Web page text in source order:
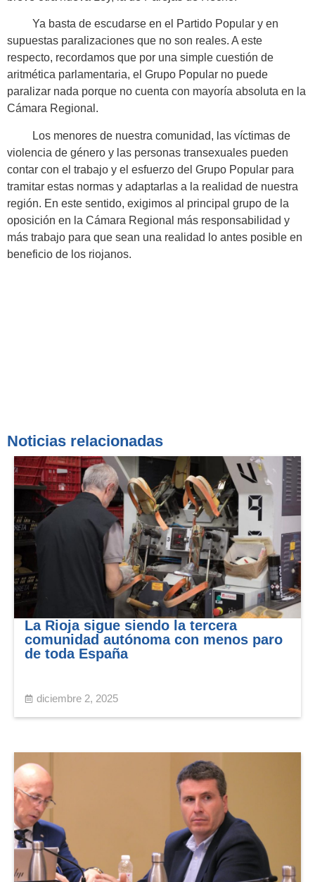
Ya basta de escudarse en el Partido Popular y en
supuestas paralizaciones que no son reales. A este
respecto, recordamos que por una simple cuestión de
aritmética parlamentaria, el Grupo Popular no puede
paralizar nada porque no cuenta con mayoría absoluta en la
Cámara Regional.
Los menores de nuestra comunidad, las víctimas de
violencia de género y las personas transexuales pueden
contar con el trabajo y el esfuerzo del Grupo Popular para
tramitar estas normas y adaptarlas a la realidad de nuestra
región. En este sentido, exigimos al principal grupo de la
oposición en la Cámara Regional más responsabilidad y
más trabajo para que sean una realidad lo antes posible en
beneficio de los riojanos.
Noticias relacionadas
La Rioja sigue siendo la tercera
comunidad autónoma con menos paro
de toda España
diciembre 2, 2025